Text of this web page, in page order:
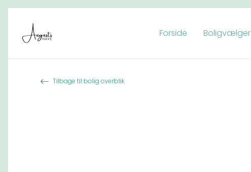
Forside Boligvælger
Tilbage til bolig overblik